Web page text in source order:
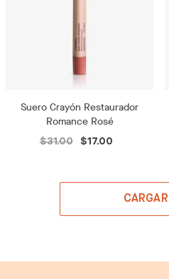
Suero Crayón Restaurador
Romance Rosé
$31.00 $17.00